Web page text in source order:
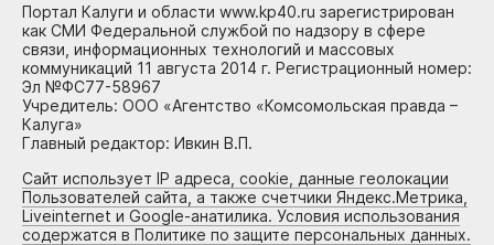
Портал Калуги и области www.kp40.ru зарегистрирован
как СМИ Федеральной службой по надзору в сфере
связи, информационных технологий и массовых
коммуникаций 11 августа 2014 г. Регистрационный номер:
Эл №ФС77-58967
Учредитель: ООО «Агентство «Комсомольская правда –
Калуга»
Главный редактор: Ивкин В.П.
Сайт использует IP адреса, cookie, данные геолокации
Пользователей сайта, а также счетчики Яндекс.Метрика,
Liveinternet и Google-анатилика. Условия использования
содержатся в Политике по защите персональных данных.